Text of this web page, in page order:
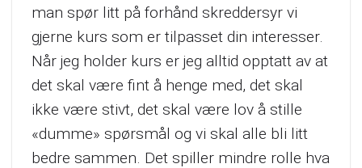
man spør litt på forhånd skreddersyr vi
gjerne kurs som er tilpasset din interesser.
Når jeg holder kurs er jeg alltid opptatt av at
det skal være fint å henge med, det skal
ikke være stivt, det skal være lov å stille
«dumme» spørsmål og vi skal alle bli litt
bedre sammen. Det spiller mindre rolle hva